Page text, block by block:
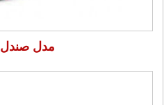
مدل صندل ZARA